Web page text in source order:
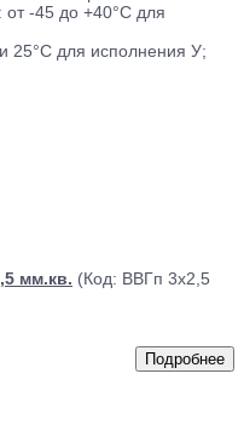
-45 до +40°С для
25°С для исполнения У;
мм.кв. (Код: ВВГп 3х2,5